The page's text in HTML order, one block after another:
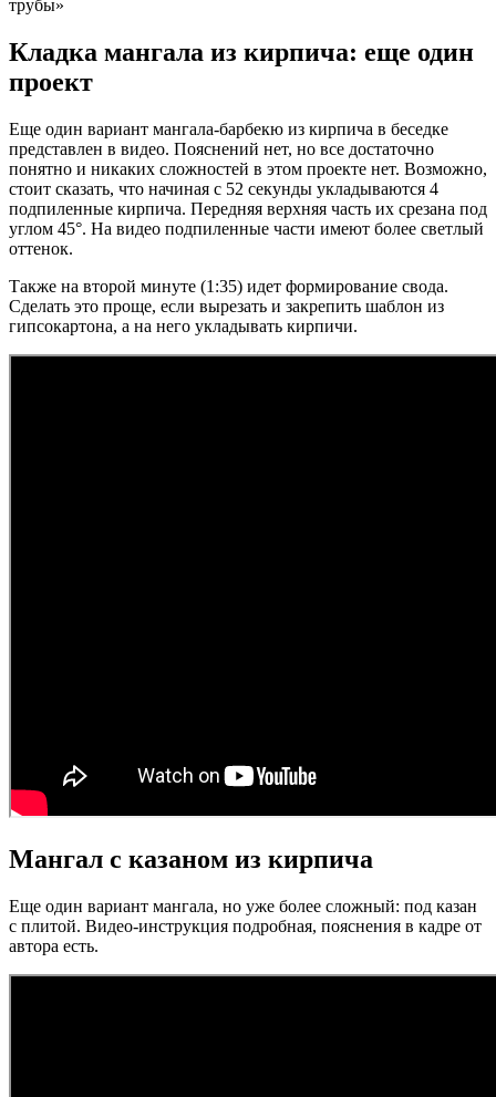
трубы»
Кладка мангала из кирпича: еще один
проект
Еще один вариант мангала-барбекю из кирпича в беседке
представлен в видео. Пояснений нет, но все достаточно
понятно и никаких сложностей в этом проекте нет. Возможно,
стоит сказать, что начиная с 52 секунды укладываются 4
подпиленные кирпича. Передняя верхняя часть их срезана под
углом 45°. На видео подпиленные части имеют более светлый
оттенок.
Также на второй минуте (1:35) идет формирование свода.
Сделать это проще, если вырезать и закрепить шаблон из
гипсокартона, а на него укладывать кирпичи.
Мангал с казаном из кирпича
Еще один вариант мангала, но уже более сложный: под казан
с плитой. Видео-инструкция подробная, пояснения в кадре от
автора есть.